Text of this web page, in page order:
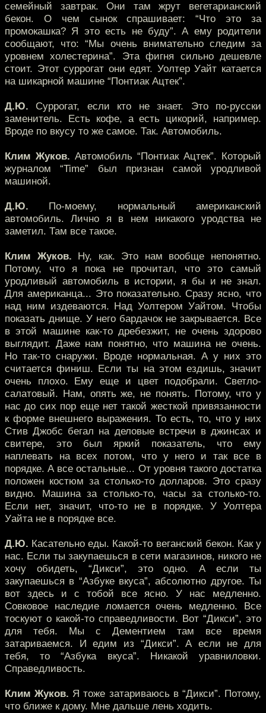
семейный завтрак. Они там жрут вегетарианский
бекон. О чем сынок спрашивает: “Что это за
промокашка? Я это есть не буду”. А ему родители
сообщают, что: “Мы очень внимательно следим за
уровнем холестерина”. Эта фигня сильно дешевле
стоит. Этот суррогат они едят. Уолтер Уайт катается
на шикарной машине “Понтиак Ацтек”.
Д.Ю. Суррогат, если кто не знает. Это по-русски
заменитель. Есть кофе, а есть цикорий, например.
Вроде по вкусу то же самое. Так. Автомобиль.
Клим Жуков. Автомобиль “Понтиак Ацтек”. Который
журналом “Time” был признан самой уродливой
машиной.
Д.Ю. По-моему, нормальный американский
автомобиль. Лично я в нем никакого уродства не
заметил. Там все такое.
Клим Жуков. Ну, как. Это нам вообще непонятно.
Потому, что я пока не прочитал, что это самый
уродливый автомобиль в истории, я бы и не знал.
Для американца... Это показательно. Сразу ясно, что
над ним издеваются. Над Уолтером Уайтом. Чтобы
показать днище. У него бардачок не закрывается. Все
в этой машине как-то дребезжит, не очень здорово
выглядит. Даже нам понятно, что машина не очень.
Но так-то снаружи. Вроде нормальная. А у них это
считается финиш. Если ты на этом ездишь, значит
очень плохо. Ему еще и цвет подобрали. Светло-
салатовый. Нам, опять же, не понять. Потому, что у
нас до сих пор еще нет такой жесткой привязанности
к форме внешнего выражения. То есть, то, что у них
Стив Джобс бегал на деловые встречи в джинсах и
свитере, это был яркий показатель, что ему
наплевать на всех потом, что у него и так все в
порядке. А все остальные... От уровня такого достатка
положен костюм за столько-то долларов. Это сразу
видно. Машина за столько-то, часы за столько-то.
Если нет, значит, что-то не в порядке. У Уолтера
Уайта не в порядке все.
Д.Ю. Касательно еды. Какой-то веганский бекон. Как у
нас. Если ты закупаешься в сети магазинов, никого не
хочу обидеть, “Дикси”, это одно. А если ты
закупаешься в “Азбуке вкуса”, абсолютно другое. Ты
вот здесь и с тобой все ясно. У нас медленно.
Совковое наследие ломается очень медленно. Все
тоскуют о какой-то справедливости. Вот “Дикси”, это
для тебя. Мы с Дементием там все время
затариваемся. И едим из “Дикси”. А если не для
тебя, то “Азбука вкуса”. Никакой уравниловки.
Справедливость.
Клим Жуков. Я тоже затариваюсь в “Дикси”. Потому,
что ближе к дому. Мне дальше лень ходить.